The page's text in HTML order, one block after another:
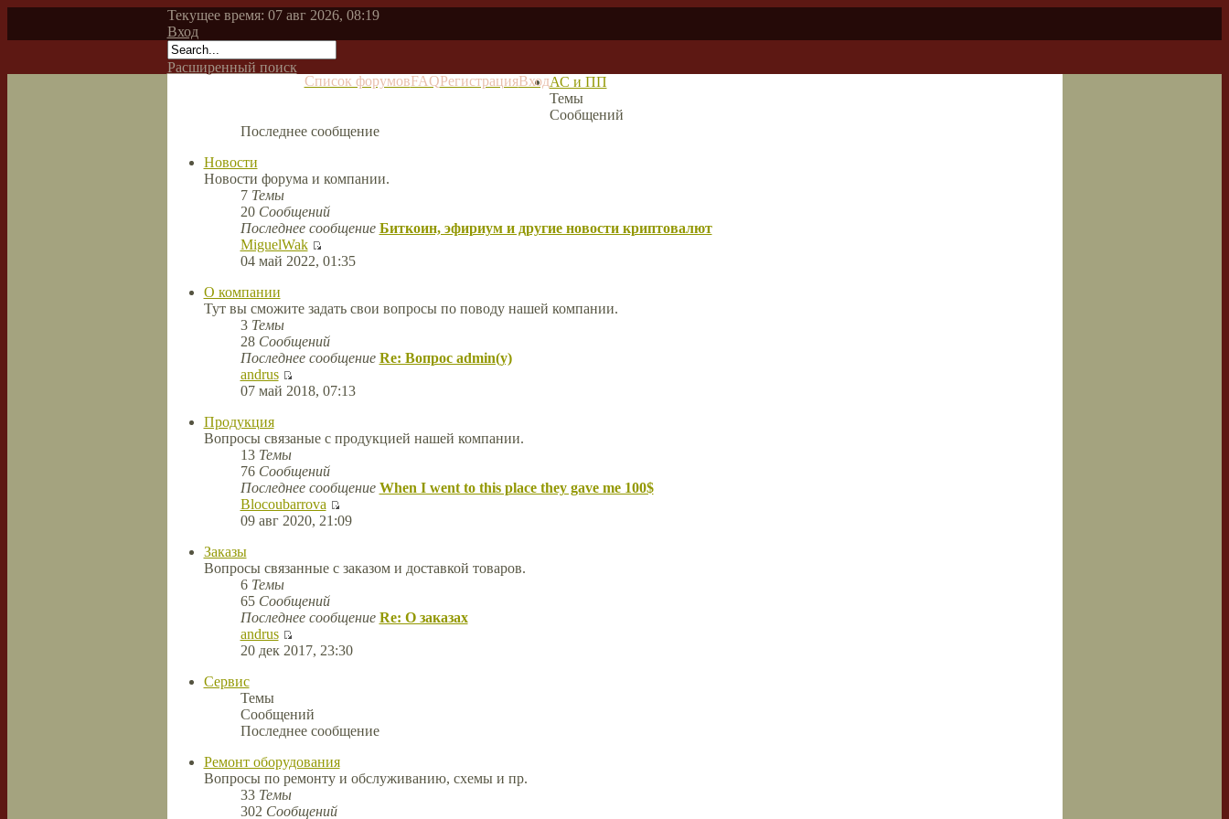
Текущее время: 07 авг 2026, 08:19
Вход
Расширенный поиск
Список форумовFAQРегистрацияВходАС и ПП
Темы
Сообщений
Последнее сообщение
Новости
Новости форума и компании.
7 Темы
20 Сообщений
Последнее сообщение Биткоин, эфириум и другие новости криптовалют
MiguelWak
04 май 2022, 01:35
О компании
Тут вы сможите задать свои вопросы по поводу нашей компании.
3 Темы
28 Сообщений
Последнее сообщение Re: Вопрос admin(у)
andrus
07 май 2018, 07:13
Продукция
Вопросы связаные с продукцией нашей компании.
13 Темы
76 Сообщений
Последнее сообщение When I went to this place they gave me 100$
Blocoubarrova
09 авг 2020, 21:09
Заказы
Вопросы связанные с заказом и доставкой товаров.
6 Темы
65 Сообщений
Последнее сообщение Re: О заказах
andrus
20 дек 2017, 23:30
Сервис
Темы
Сообщений
Последнее сообщение
Ремонт оборудования
Вопросы по ремонту и обслуживанию, схемы и пр.
33 Темы
302 Сообщений